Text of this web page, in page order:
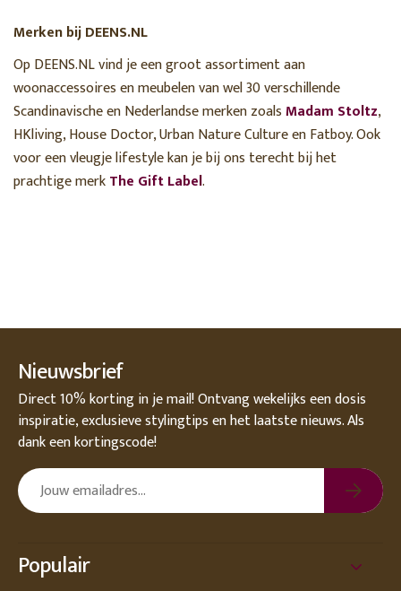
Merken bij DEENS.NL
Op DEENS.NL vind je een groot assortiment aan
woonaccessoires en meubelen van wel 30 verschillende
Scandinavische en Nederlandse merken zoalsMadam Stoltz,
HKliving, House Doctor, Urban Nature Culture en Fatboy. Ook
voor een vleugje lifestyle kan je bij ons terecht bij het
prachtige merkThe Gift Label.
Nieuwsbrief
Direct 10% korting in je mail! Ontvang wekelijks een dosis
inspiratie, exclusieve stylingtips en het laatste nieuws. Als
dank een kortingscode!
Populair